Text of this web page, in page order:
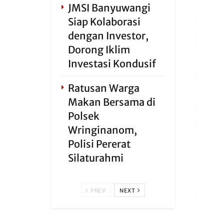
JMSI Banyuwangi
Siap Kolaborasi
dengan Investor,
Dorong Iklim
Investasi Kondusif
Ratusan Warga
Makan Bersama di
Polsek
Wringinanom,
Polisi Pererat
Silaturahmi
PREV NEXT